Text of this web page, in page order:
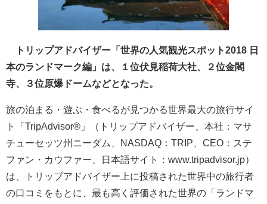
トリップアドバイザー「世界の人気観光スポット2018 日
本のランドマーク編」は、１位伏見稲荷大社、２位金閣
寺、３位原爆ドームなどとなった。
旅の泊まる・遊ぶ・食べるが見つかる世界最大の旅行サイ
ト「TripAdvisor®」（トリップアドバイザー、本社：マサ
チューセッツ州ニーダム、NASDAQ：TRIP、CEO：ステ
ファン・カウファー、日本語サイト：www.tripadvisor.jp）
は、トリップアドバイザー上に投稿された世界中の旅行者
の口コミをもとに、最も高く評価された世界の「ランドマ